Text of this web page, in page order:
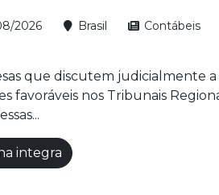
2026 Brasil Contábeis
que discutem judicialmente
favoráveis nos Tribunais
integra